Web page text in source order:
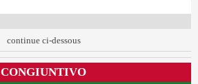
continue ci-dessous
CONGIUNTIVO